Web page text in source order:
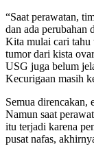
“Saat perawatan,
dan ada perubahan
Kita mulai cari tahu
tumor dari kista
USG juga belum
Kecurigaan masih
Semua direncakan,
Namun saat
itu terjadi karena
pusat nafas,